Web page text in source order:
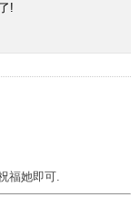
!
福她即可.